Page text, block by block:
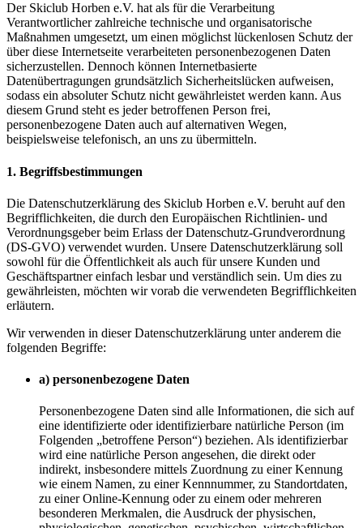
Der Skiclub Horben e.V. hat als für die Verarbeitung
Verantwortlicher zahlreiche technische und organisatorische
Maßnahmen umgesetzt, um einen möglichst lückenlosen Schutz der
über diese Internetseite verarbeiteten personenbezogenen Daten
sicherzustellen. Dennoch können Internetbasierte
Datenübertragungen grundsätzlich Sicherheitslücken aufweisen,
sodass ein absoluter Schutz nicht gewährleistet werden kann. Aus
diesem Grund steht es jeder betroffenen Person frei,
personenbezogene Daten auch auf alternativen Wegen,
beispielsweise telefonisch, an uns zu übermitteln.
1. Begriffsbestimmungen
Die Datenschutzerklärung des Skiclub Horben e.V. beruht auf den
Begrifflichkeiten, die durch den Europäischen Richtlinien- und
Verordnungsgeber beim Erlass der Datenschutz-Grundverordnung
(DS-GVO) verwendet wurden. Unsere Datenschutzerklärung soll
sowohl für die Öffentlichkeit als auch für unsere Kunden und
Geschäftspartner einfach lesbar und verständlich sein. Um dies zu
gewährleisten, möchten wir vorab die verwendeten Begrifflichkeiten
erläutern.
Wir verwenden in dieser Datenschutzerklärung unter anderem die
folgenden Begriffe:
a) personenbezogene Daten
Personenbezogene Daten sind alle Informationen, die sich auf
eine identifizierte oder identifizierbare natürliche Person (im
Folgenden „betroffene Person“) beziehen. Als identifizierbar
wird eine natürliche Person angesehen, die direkt oder
indirekt, insbesondere mittels Zuordnung zu einer Kennung
wie einem Namen, zu einer Kennnummer, zu Standortdaten,
zu einer Online-Kennung oder zu einem oder mehreren
besonderen Merkmalen, die Ausdruck der physischen,